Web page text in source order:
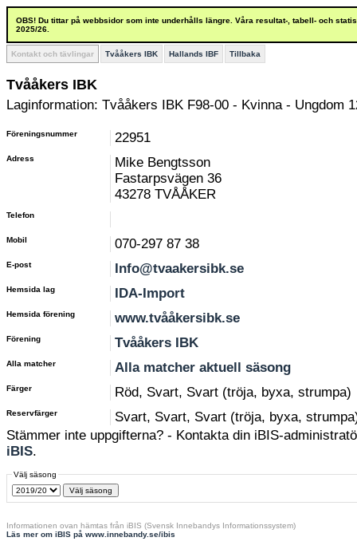
OBS! Du tittar på webbsidor som inte underhålls längre. Våra resultat-, tabell- och
2025/26.
Kontakt och tävlingar Tvååkers IBK Hallands IBF Tillbaka
Tvååkers IBK
Laginformation: Tvååkers IBK F98-00 - Kvinna - Ungdom
Föreningsnummer 22951
Adress
Mike Bengtsson
Fastarpsvägen 36
43278 TVÅÅKER
Telefon
Mobil 070-297 87 38
E-post Info@tvaakersibk.se
Hemsida lag IDA-Import
Hemsida förening www.tvååkersibk.se
Förening Tvååkers IBK
Alla matcher Alla matcher aktuell säsong
Färger Röd, Svart, Svart (tröja, byxa, strumpa)
Reservfärger
Svart, Svart, Svart (tröja, byxa,
Stämmer inte uppgifterna? - Kontakta din iBIS-
iBIS.
Välj säsong
Informationen ovan hämtas från iBIS (Svensk Innebandys Informationssystem)
Läs mer om iBIS på www.innebandy.se/ibis